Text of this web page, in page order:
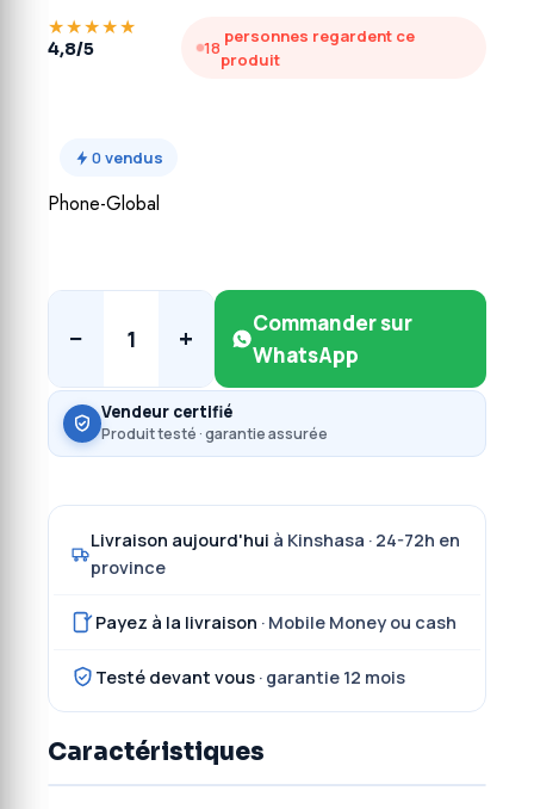
★★★★★
4,8/5 18
personnes regardent ce
produit
0vendus
Phone-Global
− 1 +
Commander sur
WhatsApp
Vendeur certifié
Produit testé · garantie assurée
Livraison aujourd'hui à Kinshasa · 24-72h en
province
Payez à la livraison · Mobile Money ou cash
Testé devant vous · garantie 12 mois
Caractéristiques